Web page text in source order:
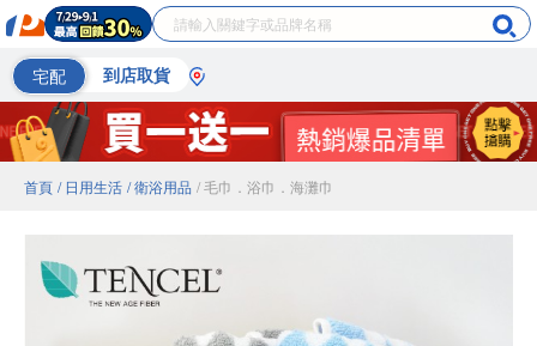
宅配 到店取貨
首頁 / 日用生活 / 衛浴用品 / 毛巾．浴巾．海灘巾